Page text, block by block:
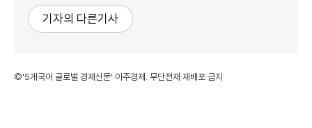
기자의 다른기사
©'5개국어 글로벌 경제신문' 아주경제. 무단전재·재배포 금지